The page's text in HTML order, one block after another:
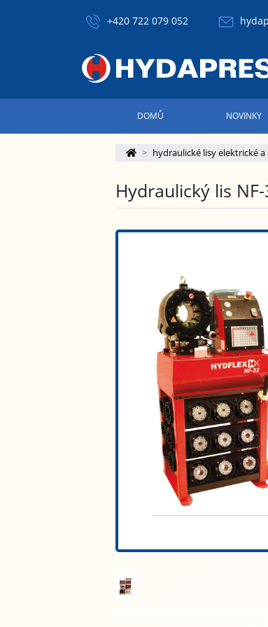
+420 722 079 052
DOMŮ NOVINKY
hydraulické lisy elektrické
Hydraulický lis